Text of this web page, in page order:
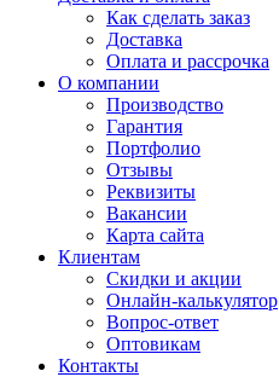
Как сделать заказ
Доставка
Оплата и рассрочка
О компании
Производство
Гарантия
Портфолио
Отзывы
Реквизиты
Вакансии
Карта сайта
Клиентам
Скидки и акции
Онлайн-калькулятор
Вопрос-ответ
Оптовикам
Контакты